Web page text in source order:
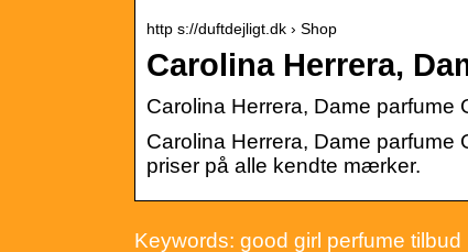
http s://duftdejligt.dk › Shop
Carolina Herrera,
Carolina Herrera, Dame parfume
Carolina Herrera, Dame parfume
priser på alle kendte mærker.
Keywords: good girl perfume tilbud